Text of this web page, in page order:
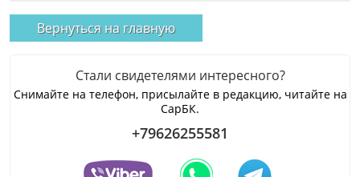
Вернуться на главную
Стали свидетелями интересного?
Снимайте на телефон, присылайте в редакцию, читайте на
СарБК.
+79626255581